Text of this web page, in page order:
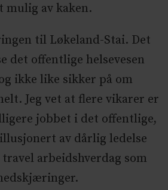
mulig av kaken.
til Løkeland-Stai. Det
det offentlige helsevesen
ikke like sikker på om
Jeg vet at flere vikarer er
jobbet i det offentlige,
av dårlig ledelse
arbeidshverdag som